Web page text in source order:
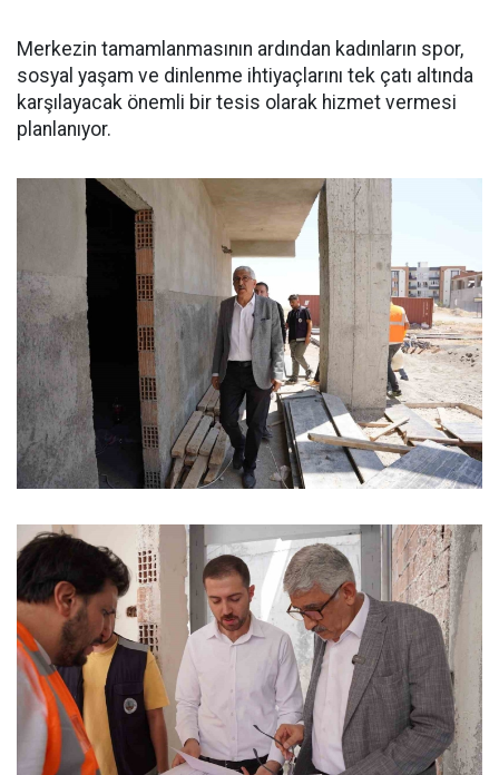
Merkezin tamamlanmasının ardından kadınların spor,
sosyal yaşam ve dinlenme ihtiyaçlarını tek çatı altında
karşılayacak önemli bir tesis olarak hizmet vermesi
planlanıyor.